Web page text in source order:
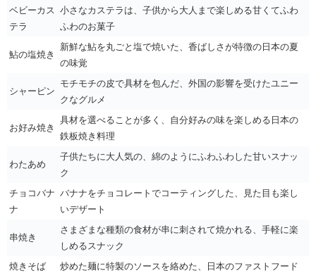
ベビーカス
テラ
小さなカステラは、子供から大人まで楽しめる甘くてふわ
ふわのお菓子
鮎の塩焼き
新鮮な鮎を丸ごと塩で焼いた、香ばしさが特徴の日本の夏
の味覚
シャーピン
モチモチの皮で具材を包んだ、外国の影響を受けたユニー
クなグルメ
お好み焼き
具材を選べることが多く、自分好みの味を楽しめる日本の
鉄板焼き料理
わたあめ
子供たちに大人気の、綿のようにふわふわした甘いスナッ
ク
チョコバナ
ナ
バナナをチョコレートでコーティングした、見た目も楽し
いデザート
串焼き
さまざまな種類の食材が串に刺されて焼かれる、手軽に楽
しめるスナック
焼きそば
炒めた麺に特製のソースを絡めた、日本のファストフード